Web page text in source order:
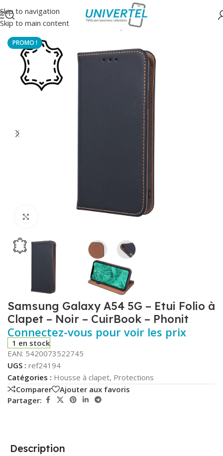
Skip to navigation
Skip to main content
Accueil/Protections Housse à clapet
Samsung Galaxy A54 5G – Etui Folio à
Clapet – Noir – CuirBook – Phonit
Connectez-vous pour voir les prix
1 en stock
EAN: 5420073522745
UGS : ref24194
Catégories : Housse à clapet, Protections
Comparer
Ajouter aux favoris
Partager:
Description